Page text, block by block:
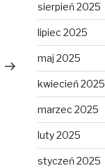
Następny
sierpień 2025
lipiec 2025
maj 2025
kwiecień 2025
marzec 2025
luty 2025
styczeń 2025